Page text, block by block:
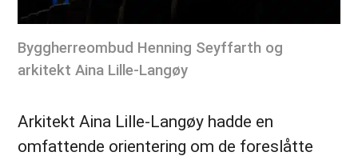
Byggherreombud Henning Seyffarth og
arkitekt Aina Lille-Langøy
Arkitekt Aina Lille-Langøy hadde en
omfattende orientering om de foreslåtte